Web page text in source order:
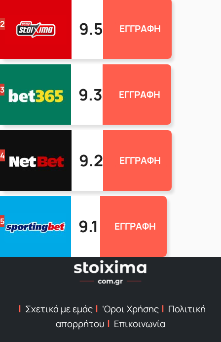
2 9.5 ΕΓΓΡΑΦΗ
3 9.3 ΕΓΓΡΑΦΗ
4 9.2 ΕΓΓΡΑΦΗ
5 9.1 ΕΓΓΡΑΦΗ
Σχετικά με εμάς ‘Οροι Χρήσης
Πολιτική
απορρήτου
Επικοινωνία